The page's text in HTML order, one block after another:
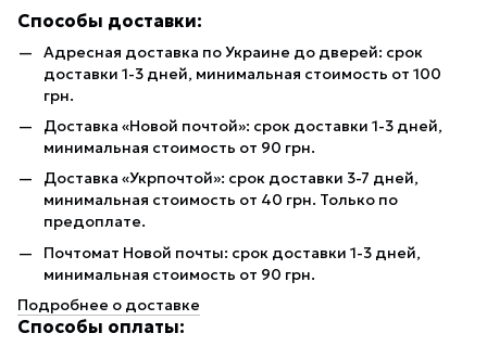
Способы доставки:
Адресная доставка по Украине до дверей: срок
доставки 1-3 дней, минимальная стоимость от 100
грн.
Доставка «Новой почтой»: срок доставки 1-3 дней,
минимальная стоимость от 90 грн.
Доставка «Укрпочтой»: срок доставки 3-7 дней,
минимальная стоимость от 40 грн. Только по
предоплате.
Почтомат Новой почты: срок доставки 1-3 дней,
минимальная стоимость от 90 грн.
Подробнее о доставке
Способы оплаты: